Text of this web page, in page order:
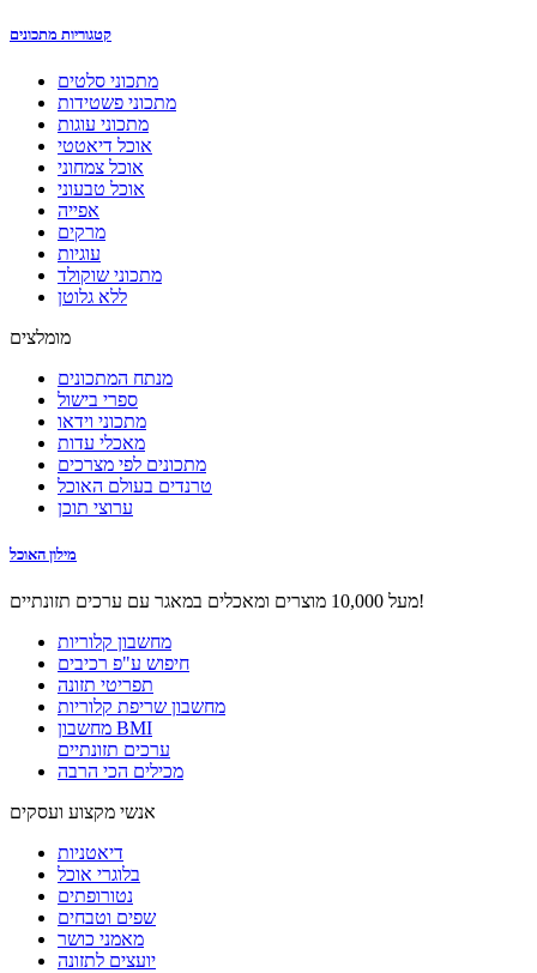
קטגוריות מתכונים
מתכוני סלטים
מתכוני פשטידות
מתכוני עוגות
אוכל דיאטטי
אוכל צמחוני
אוכל טבעוני
אפייה
מרקים
עוגיות
מתכוני שוקולד
ללא גלוטן
מומלצים
מנתח המתכונים
ספרי בישול
מתכוני וידאו
מאכלי עדות
מתכונים לפי מצרכים
טרנדים בעולם האוכל
ערוצי תוכן
מילון האוכל
מעל 10,000 מוצרים ומאכלים במאגר עם ערכים תזונתיים!
מחשבון קלוריות
חיפוש ע"פ רכיבים
תפריטי תזונה
מחשבון שריפת קלוריות
מחשבון BMI
ערכים תזונתיים
מכילים הכי הרבה
אנשי מקצוע ועסקים
דיאטניות
בלוגרי אוכל
נטורופתים
שפים וטבחים
מאמני כושר
יועצים לתזונה